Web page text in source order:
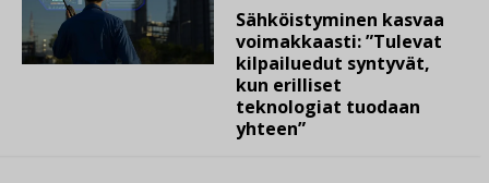
Sähköistyminen kasvaa
voimakkaasti: ”Tulevat
kilpailuedut syntyvät,
kun erilliset
teknologiat tuodaan
yhteen”